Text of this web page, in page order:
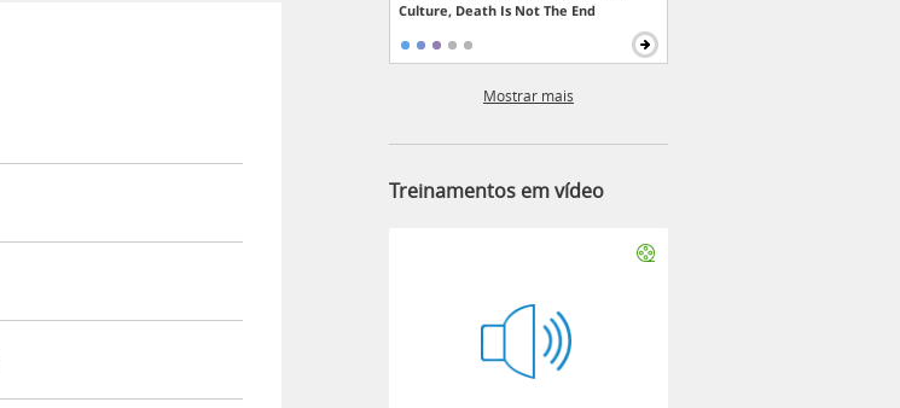
Culture, Death Is Not The End
Mostrar mais
Treinamentos em vídeo